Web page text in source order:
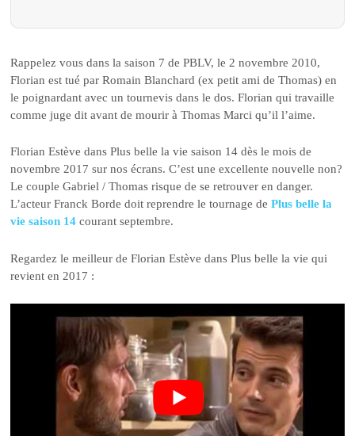
Rappelez vous dans la saison 7 de PBLV, le 2 novembre 2010,
Florian est tué par Romain Blanchard (ex petit ami de Thomas) en
le poignardant avec un tournevis dans le dos. Florian qui travaille
comme juge dit avant de mourir à Thomas Marci qu’il l’aime.
Florian Estève dans Plus belle la vie saison 14 dès le mois de
novembre 2017 sur nos écrans. C’est une excellente nouvelle non?
Le couple Gabriel / Thomas risque de se retrouver en danger.
L’acteur Franck Borde doit reprendre le tournage dePlus belle la
vie saison 14 courant septembre.
Regardez le meilleur de Florian Estève dans Plus belle la vie qui
revient en 2017 :